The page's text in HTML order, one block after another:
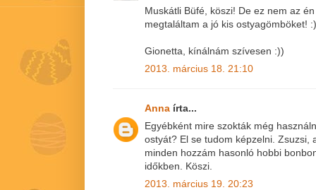
Muskátli Büfé, köszi! De ez nem az
megtaláltam a jó kis ostyagömböket! :)
Gionetta, kínálnám szívesen :))
2013. március 18. 21:10
Anna írta...
Egyébként mire szokták még
ostyát? El se tudom képzelni. Zsuzsi,
minden hozzám hasonló hobbi
időkben. Köszi.
2013. március 19. 20:23